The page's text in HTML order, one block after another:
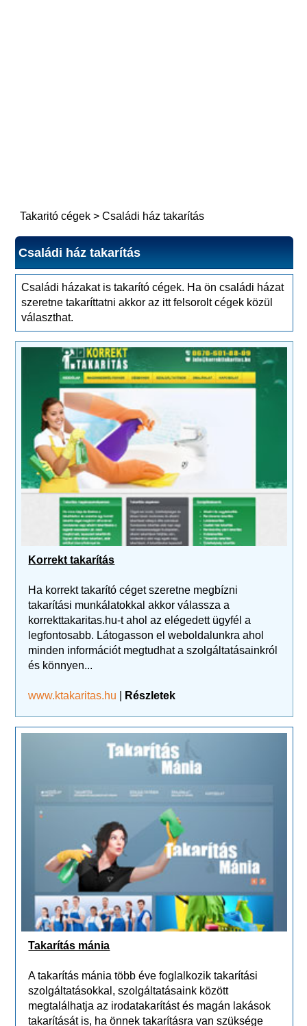
Takaritó cégek >Családi ház takarítás
Családi ház takarítás
Családi házakat is takarító cégek. Ha ön családi házat
szeretne takaríttatni akkor az itt felsorolt cégek közül
választhat.
Korrekt takarítás
Ha korrekt takarító céget szeretne megbízni
takarítási munkálatokkal akkor válassza a
korrekttakaritas.hu-t ahol az elégedett ügyfél a
legfontosabb. Látogasson el weboldalunkra ahol
minden információt megtudhat a szolgáltatásainkról
és könnyen...
www.ktakaritas.hu Részletek
Takarítás mánia
A takarítás mánia több éve foglalkozik takarítási
szolgáltatásokkal, szolgáltatásaink között
megtalálhatja az irodatakarítást és magán lakások
takarítását is, ha önnek takarításra van szüksége